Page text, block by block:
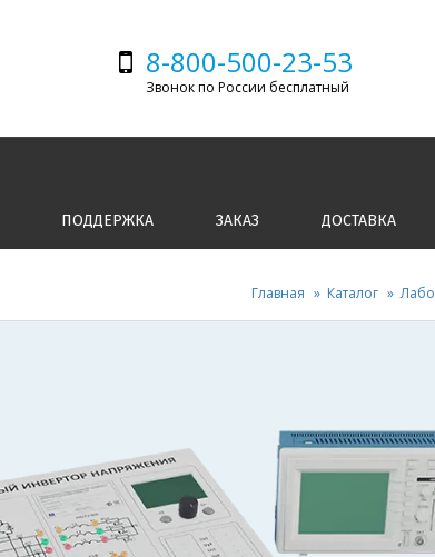
8-800-500-23-53
Звонок по России бесплатный
ПОДДЕРЖКА ЗАКАЗ ДОСТАВКА
Главная Каталог